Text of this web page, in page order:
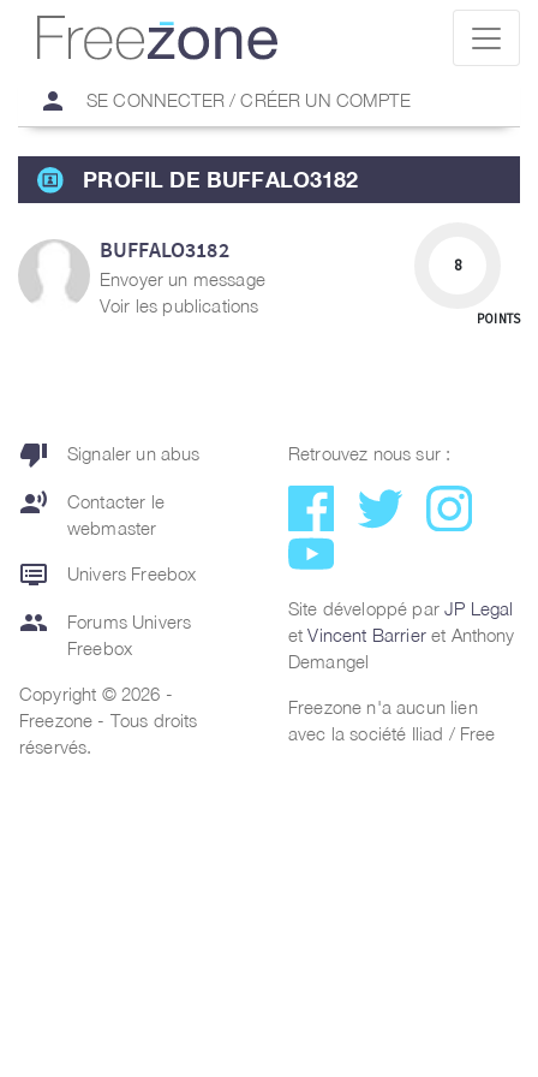
person SE CONNECTER / CRÉER UN COMPTE
PROFIL DE BUFFALO3182
BUFFALO3182
Envoyer un message
Voir les publications
8
POINTS
thumb_down Signaler un abus
record_voice_over
Contacter le
webmaster
dvr Univers Freebox
group
Forums Univers
Freebox
Copyright © 2026 -
Freezone - Tous droits
réservés.
Retrouvez nous sur :
Site développé parJP Legal
etVincent Barrieret Anthony
Demangel
Freezone n'a aucun lien
avec la société Iliad / Free